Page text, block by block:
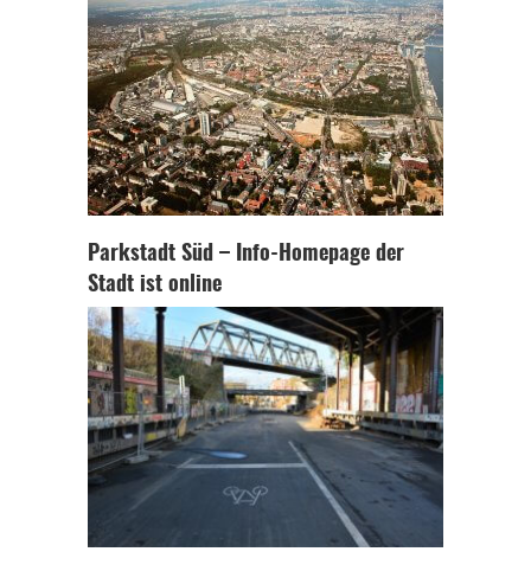
Parkstadt Süd – Info-Homepage der
Stadt ist online